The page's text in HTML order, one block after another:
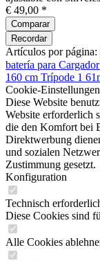
€ 49,00 *
Comparar
Recordar
Artículos por página:
batería para
160 cm Trípode 1
Cookie-Einstellungen
Diese Website
Website erforderlich
die den Komfort bei
Direktwerbung
und sozialen
Zustimmung gesetzt.
Konfiguration
Technisch
Diese Cookies sind
Alle Cookies